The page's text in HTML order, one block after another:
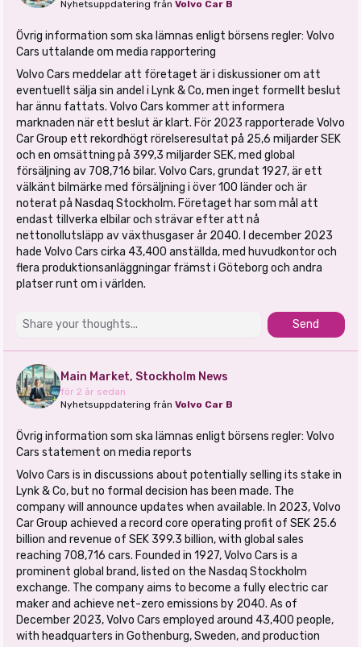
Nyhetsuppdatering från Volvo Car B
Övrig information som ska lämnas enligt börsens regler: Volvo
Cars uttalande om media rapportering
Volvo Cars meddelar att företaget är i diskussioner om att
eventuellt sälja sin andel i Lynk & Co, men inget formellt beslut
har ännu fattats. Volvo Cars kommer att informera
marknaden när ett beslut är klart. För 2023 rapporterade Volvo
Car Group ett rekordhögt rörelseresultat på 25,6 miljarder SEK
och en omsättning på 399,3 miljarder SEK, med global
försäljning av 708,716 bilar. Volvo Cars, grundat 1927, är ett
välkänt bilmärke med försäljning i över 100 länder och är
noterat på Nasdaq Stockholm. Företaget har som mål att
endast tillverka elbilar och strävar efter att nå
nettonollutsläpp av växthusgaser år 2040. I december 2023
hade Volvo Cars cirka 43,400 anställda, med huvudkontor och
flera produktionsanläggningar främst i Göteborg och andra
platser runt om i världen.
Send
Main Market, Stockholm News
för 2 år sedan
Nyhetsuppdatering från Volvo Car B
Övrig information som ska lämnas enligt börsens regler: Volvo
Cars statement on media reports
Volvo Cars is in discussions about potentially selling its stake in
Lynk & Co, but no formal decision has been made. The
company will announce updates when available. In 2023, Volvo
Car Group achieved a record core operating profit of SEK 25.6
billion and revenue of SEK 399.3 billion, with global sales
reaching 708,716 cars. Founded in 1927, Volvo Cars is a
prominent global brand, listed on the Nasdaq Stockholm
exchange. The company aims to become a fully electric car
maker and achieve net-zero emissions by 2040. As of
December 2023, Volvo Cars employed around 43,400 people,
with headquarters in Gothenburg, Sweden, and production